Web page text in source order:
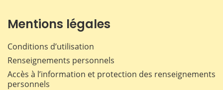
Mentions légales
Conditions d’utilisation
Renseignements personnels
Accès à l’information et protection des renseignements
personnels